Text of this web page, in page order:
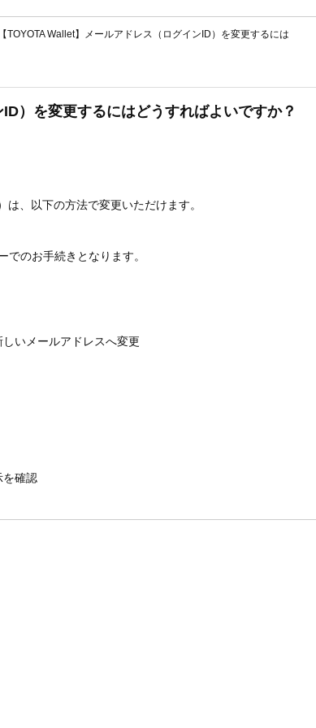
【TOYOTA Wallet】メールアドレス（ログインID）を変更するには
）を変更するにはどうすればよいですか？
は、以下の方法で変更いただけます。
でのお手続きとなります。
いメールアドレスへ変更
を確認